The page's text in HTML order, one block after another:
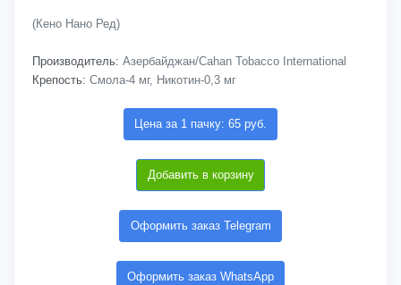
(Кено Нано Ред)
Производитель: Азербайджан/Cahan Tobacco International
Крепость: Смола-4 мг, Никотин-0,3 мг
Цена за 1 пачку: 65 руб.
Добавить в корзину
Оформить заказ Telegram
Оформить заказ WhatsApp